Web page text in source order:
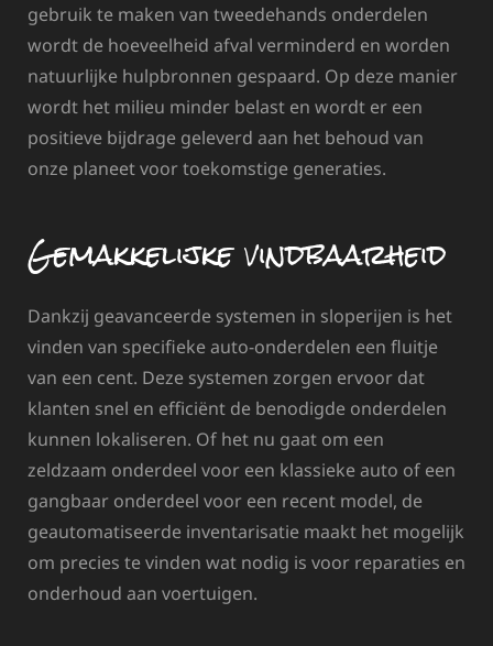
gebruik te maken van tweedehands onderdelen
wordt de hoeveelheid afval verminderd en worden
natuurlijke hulpbronnen gespaard. Op deze manier
wordt het milieu minder belast en wordt er een
positieve bijdrage geleverd aan het behoud van
onze planeet voor toekomstige generaties.
Gemakkelijke vindbaarheid
Dankzij geavanceerde systemen in sloperijen is het
vinden van specifieke auto-onderdelen een fluitje
van een cent. Deze systemen zorgen ervoor dat
klanten snel en efficiënt de benodigde onderdelen
kunnen lokaliseren. Of het nu gaat om een
zeldzaam onderdeel voor een klassieke auto of een
gangbaar onderdeel voor een recent model, de
geautomatiseerde inventarisatie maakt het mogelijk
om precies te vinden wat nodig is voor reparaties en
onderhoud aan voertuigen.